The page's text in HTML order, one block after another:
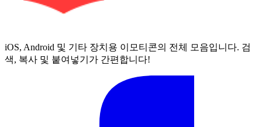
iOS, Android 및 기타 장치용 이모티콘의 전체 모음입니다. 검
색, 복사 및 붙여넣기가 간편합니다!